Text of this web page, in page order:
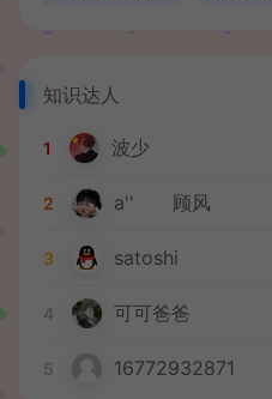
知识达人
1 波少
2 a''ゞゞ顾风
3 satoshi
4 可可爸爸
5 16772932871